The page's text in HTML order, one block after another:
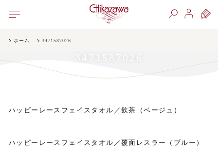
ホーム 3471587026
3471587026
ハッピーレースフェイスタオル／飲茶（ベージュ）
ハッピーレースフェイスタオル／覆面レスラー（ブルー）